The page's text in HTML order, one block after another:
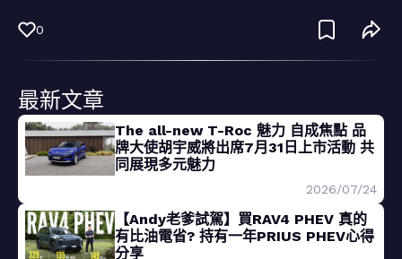
0
最新文章
The all-new T-Roc 魅力 自成焦點 品
牌大使胡宇威將出席7月31日上市活動 共
同展現多元魅力
2026/07/24
【Andy老爹試駕】買RAV4 PHEV 真的
有比油電省? 持有一年PRIUS PHEV心得
分享